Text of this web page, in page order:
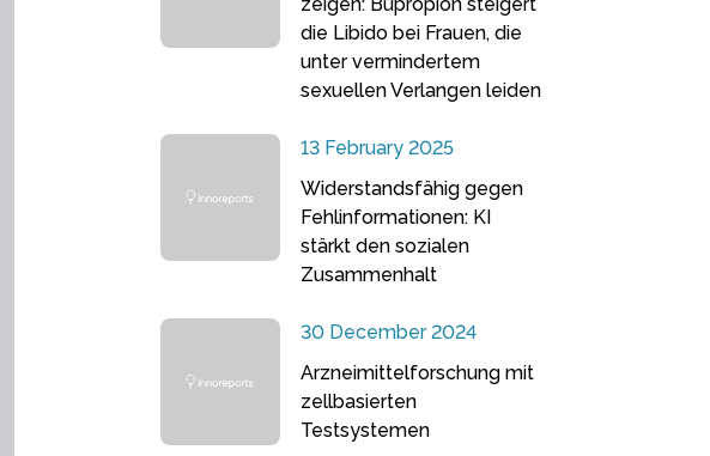
die Libido bei Frauen, die
unter vermindertem
sexuellen Verlangen leiden
13 February 2025
Widerstandsfähig gegen
Fehlinformationen: KI
stärkt den sozialen
Zusammenhalt
30 December 2024
Arzneimittelforschung mit
zellbasierten
Testsystemen